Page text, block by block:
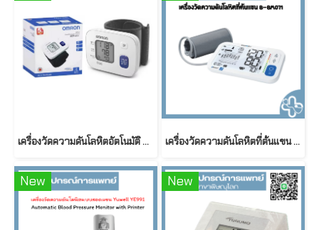
เครื่องวัดความดันโลหิตอัตโนมัติ ยี่ห้อ OMRON สำหรับข้อมือ รุ่น HEM-6161 เครื่องวัดความดันโลหิตที่ต้นแขน B-BM071
New New